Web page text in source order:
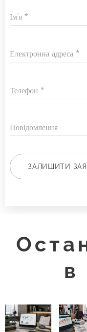
Ім'я
Електронна адреса
Телефон
Повідомлення
ЗАЛИШИТИ
в